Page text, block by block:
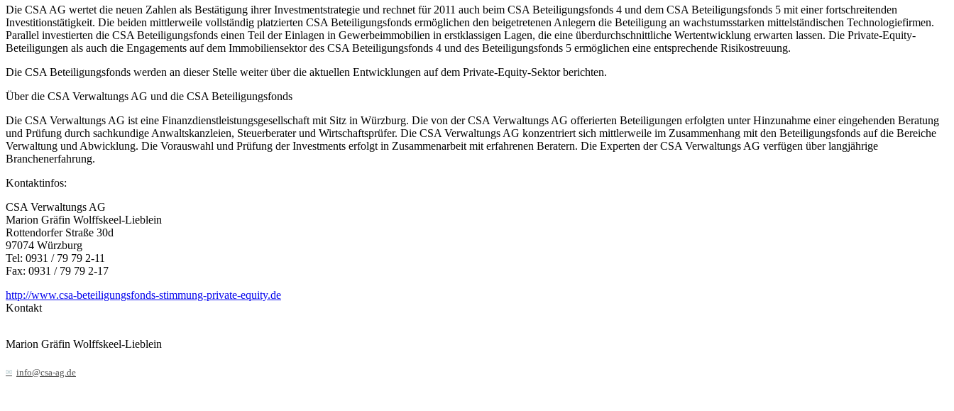
Die CSA AG wertet die neuen Zahlen als Bestätigung ihrer Investmentstrategie und rechnet für 2011 auch beim CSA Beteiligungsfonds 4 und dem CSA Beteiligungsfonds 5 mit einer fortschreitenden
Investitionstätigkeit. Die beiden mittlerweile vollständig platzierten CSA Beteiligungsfonds ermöglichen den beigetretenen Anlegern die Beteiligung an wachstumsstarken mittelständischen Technologiefirmen.
Parallel investierten die CSA Beteiligungsfonds einen Teil der Einlagen in Gewerbeimmobilien in erstklassigen Lagen, die eine überdurchschnittliche Wertentwicklung erwarten lassen. Die Private-Equity-
Beteiligungen als auch die Engagements auf dem Immobiliensektor des CSA Beteiligungsfonds 4 und des Beteiligungsfonds 5 ermöglichen eine entsprechende Risikostreuung.
Die CSA Beteiligungsfonds werden an dieser Stelle weiter über die aktuellen Entwicklungen auf dem Private-Equity-Sektor berichten.
Über die CSA Verwaltungs AG und die CSA Beteiligungsfonds
Die CSA Verwaltungs AG ist eine Finanzdienstleistungsgesellschaft mit Sitz in Würzburg. Die von der CSA Verwaltungs AG offerierten Beteiligungen erfolgten unter Hinzunahme einer eingehenden Beratung
und Prüfung durch sachkundige Anwaltskanzleien, Steuerberater und Wirtschaftsprüfer. Die CSA Verwaltungs AG konzentriert sich mittlerweile im Zusammenhang mit den Beteiligungsfonds auf die Bereiche
Verwaltung und Abwicklung. Die Vorauswahl und Prüfung der Investments erfolgt in Zusammenarbeit mit erfahrenen Beratern. Die Experten der CSA Verwaltungs AG verfügen über langjährige
Branchenerfahrung.
Kontaktinfos:
CSA Verwaltungs AG
Marion Gräfin Wolffskeel-Lieblein
Rottendorfer Straße 30d
97074 Würzburg
Tel: 0931 / 79 79 2-11
Fax: 0931 / 79 79 2-17
http://www.csa-beteiligungsfonds-stimmung-private-equity.de
Kontakt
Marion Gräfin Wolffskeel-Lieblein
info@csa-ag.de